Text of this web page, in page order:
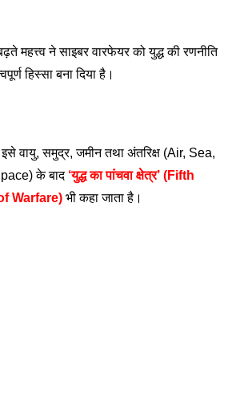
महत्त्व ने साइबर वारफेयर को युद्ध की रणनीति
हिस्सा बना दिया है।
वायु, समुद्र, जमीन तथा अंतरिक्ष (Air, Sea,
के बाद ‘युद्ध का पांचवा क्षेत्र’ (Fifth
Warfare) भी कहा जाता है।